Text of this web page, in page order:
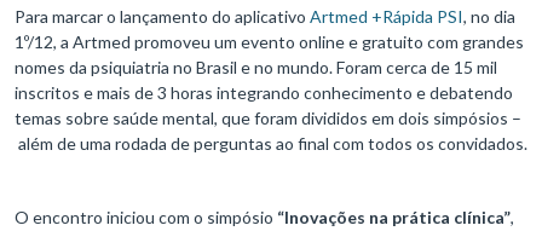
Para marcar o lançamento do aplicativo Artmed +Rápida PSI, no dia
1º/12, a Artmed promoveu um evento online e gratuito com grandes
nomes da psiquiatria no Brasil e no mundo. Foram cerca de 15 mil
inscritos e mais de 3 horas integrando conhecimento e debatendo
temas sobre saúde mental, que foram divididos em dois simpósios –
além de uma rodada de perguntas ao final com todos os convidados.
O encontro iniciou com o simpósio “Inovações na prática clínica”,